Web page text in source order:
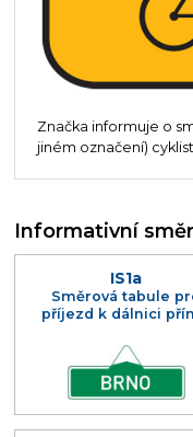
Značka informuje o
jiném označení)
Informativní
IS1a
Směrová tabule
příjezd k dálnici